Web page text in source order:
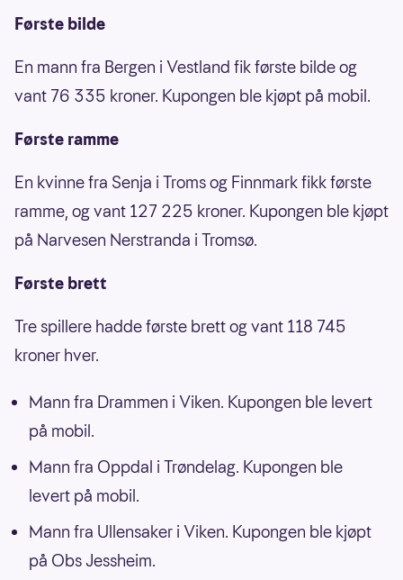
Første bilde
En mann fra Bergen i Vestland fik første bilde og
vant 76 335 kroner. Kupongen ble kjøpt på mobil.
Første ramme
En kvinne fra Senja i Troms og Finnmark fikk første
ramme, og vant 127 225 kroner. Kupongen ble kjøpt
på Narvesen Nerstranda i Tromsø.
Første brett
Tre spillere hadde første brett og vant 118 745
kroner hver.
Mann fra Drammen i Viken. Kupongen ble levert
på mobil.
Mann fra Oppdal i Trøndelag. Kupongen ble
levert på mobil.
Mann fra Ullensaker i Viken. Kupongen ble kjøpt
på Obs Jessheim.